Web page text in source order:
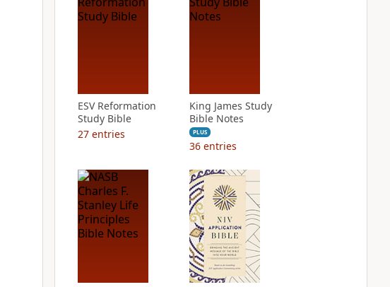
ESV Reformation
Study Bible
27 entries
King James Study
Bible Notes
PLUS
36 entries